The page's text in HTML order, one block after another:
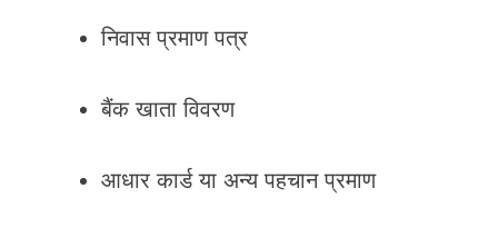
निवास प्रमाण पत्र
बैंक खाता विवरण
आधार कार्ड या अन्य पहचान प्रमाण